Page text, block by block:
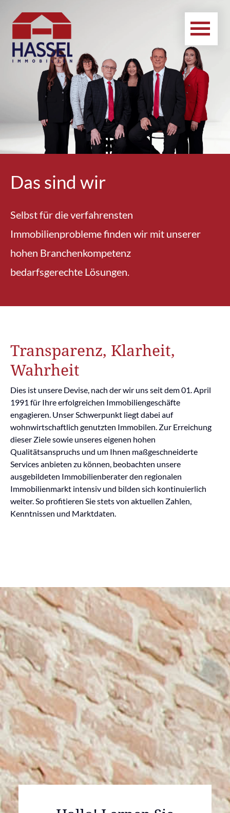
Das sind wir
Selbst für die verfahrensten
Immobilienprobleme finden wir mit unserer
hohen Branchenkompetenz
bedarfsgerechte Lösungen.
Transparenz, Klarheit,
Wahrheit
Dies ist unsere Devise, nach der wir uns seit dem 01. April
1991 für Ihre erfolgreichen Immobiliengeschäfte
engagieren. Unser Schwerpunkt liegt dabei auf
wohnwirtschaftlich genutzten Immobilen. Zur Erreichung
dieser Ziele sowie unseres eigenen hohen
Qualitätsanspruchs und um Ihnen maßgeschneiderte
Services anbieten zu können, beobachten unsere
ausgebildeten Immobilienberater den regionalen
Immobilienmarkt intensiv und bilden sich kontinuierlich
weiter. So profitieren Sie stets von aktuellen Zahlen,
Kenntnissen und Marktdaten.